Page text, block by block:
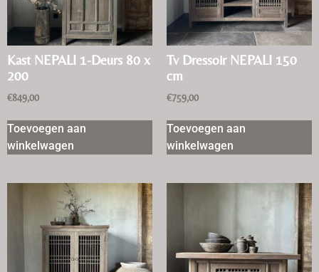
Kast NEPALI 1-Deurs 80 x
200
€849,00
Toevoegen aan
winkelwagen
Tv Dressoir NEPALI 150
cm
€759,00
Toevoegen aan
winkelwagen